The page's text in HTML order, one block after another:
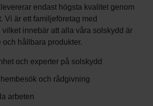
endast högsta kvalitet genom
Vi är ett familjeföretag med
innebär att alla våra solskydd är
hållbara produkter.
och experter på solskydd
och rådgivning
arbeten